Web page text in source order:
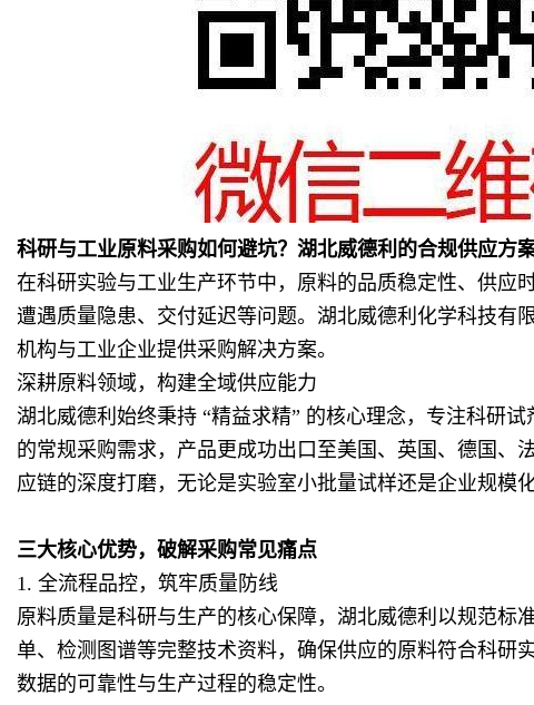
科研与工业原料采购如何避坑？湖北威德利的合规供应方
在科研实验与工业生产环节中，原料的品质稳定性、供应
遭遇质量隐患、交付延迟等问题。湖北威德利化学科技有
机构与工业企业提供采购解决方案。
深耕原料领域，构建全域供应能力
湖北威德利始终秉持 “精益求精” 的核心理念，专注科研
的常规采购需求，产品更成功出口至美国、英国、德国
应链的深度打磨，无论是实验室小批量试样还是企业规模
三大核心优势，破解采购常见痛点
1. 全流程品控，筑牢质量防线
原料质量是科研与生产的核心保障，湖北威德利以规范标
单、检测图谱等完整技术资料，确保供应的原料符合科研
数据的可靠性与生产过程的稳定性。